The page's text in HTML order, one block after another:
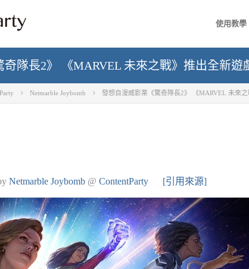
使用教學
隊長2》 《MARVEL 未來之戰》推出全新遊
Netmarble Joybomb 發想自漫威影業《驚奇隊長2》 《MARVEL 未來
Netmarble Joybomb @ ContentParty [引用來源]